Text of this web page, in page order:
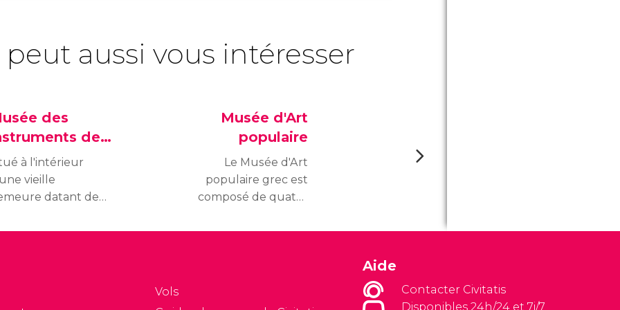
peut aussi vous intéresser
des
de
populaire
à l'intérieur
vieille
datant de
de
Musée d'Art
populaire
Le Musée d'Art
populaire grec est
composé de quatre
présentent les
Vols
Aide
Contacter Civitatis
Disponibles 24h/24 et 7j/7